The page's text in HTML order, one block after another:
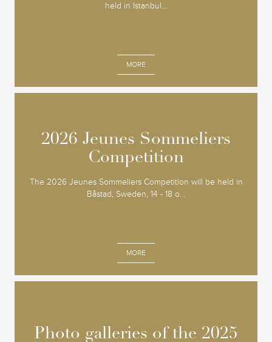
held in Istanbul...
MORE
2026 Jeunes Sommeliers
Competition
The 2026 Jeunes Sommeliers Competition will be held in
Båstad, Sweden, 14 - 18 o...
MORE
2026 Jeunes Sommeliers
Competition
Photo galleries of the 2025
Photo galleries of the 2025